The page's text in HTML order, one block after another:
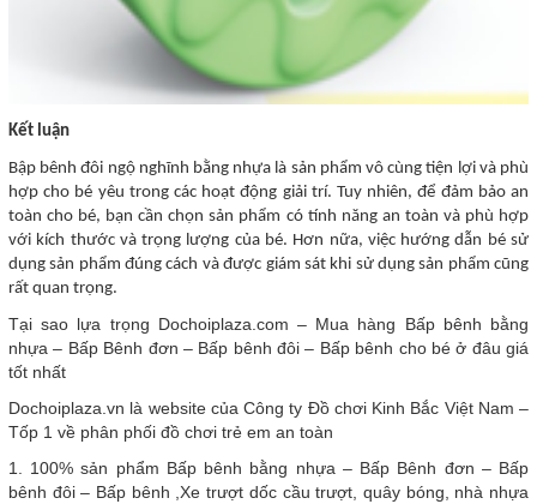
Kết luận
Bập bênh đôi ngộ nghĩnh bằng nhựa là sản phẩm vô cùng tiện lợi và phù
hợp cho bé yêu trong các hoạt động giải trí. Tuy nhiên, để đảm bảo an
toàn cho bé, bạn cần chọn sản phẩm có tính năng an toàn và phù hợp
với kích thước và trọng lượng của bé. Hơn nữa, việc hướng dẫn bé sử
dụng sản phẩm đúng cách và được giám sát khi sử dụng sản phẩm cũng
rất quan trọng.
Tại sao lựa trọng Dochoiplaza.com – Mua hàng Bấp bênh bằng
nhựa – Bấp Bênh đơn – Bấp bênh đôi – Bấp bênh cho bé ở đâu giá
tốt nhất
Dochoiplaza.vn là website của Công ty Đồ chơi Kinh Bắc Việt Nam –
Tốp 1 về phân phối đồ chơi trẻ em an toàn
1. 100% sản phẩm Bấp bênh bằng nhựa – Bấp Bênh đơn – Bấp
bênh đôi – Bấp bênh ,Xe trượt dốc cầu trượt, quây bóng, nhà nhựa